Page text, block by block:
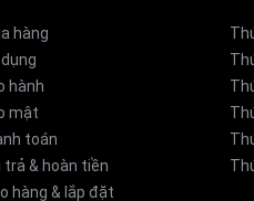
340 x 487 x
nhà của bạn?
của một robot hút bụi thông
toàn diện.
hàng
hành
mật
toán
trả & hoàn tiền
hàng & lắp đặt